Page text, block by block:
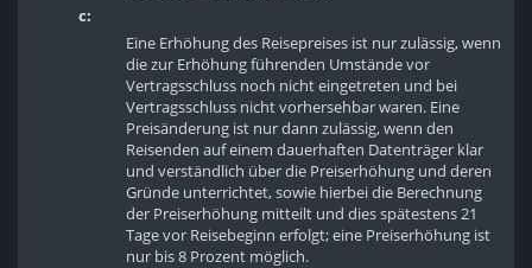
c:
Eine Erhöhung des Reisepreises ist nur zulässig, wenn
die zur Erhöhung führenden Umstände vor
Vertragsschluss noch nicht eingetreten und bei
Vertragsschluss nicht vorhersehbar waren. Eine
Preisänderung ist nur dann zulässig, wenn den
Reisenden auf einem dauerhaften Datenträger klar
und verständlich über die Preiserhöhung und deren
Gründe unterrichtet, sowie hierbei die Berechnung
der Preiserhöhung mitteilt und dies spätestens 21
Tage vor Reisebeginn erfolgt; eine Preiserhöhung ist
nur bis 8 Prozent möglich.